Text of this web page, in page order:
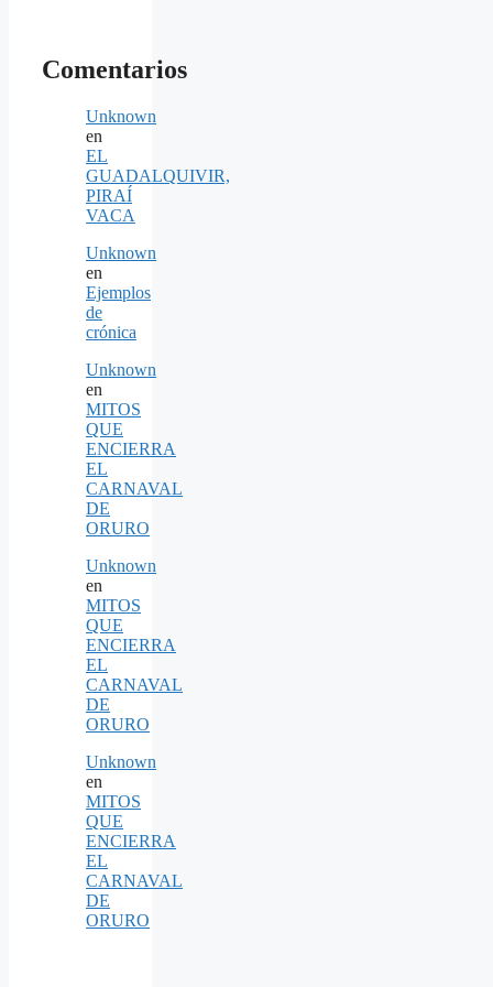
Comentarios
Unknown
en
EL
GUADALQUIVIR,
PIRAÍ
VACA
Unknown
en
Ejemplos
de
crónica
Unknown
en
MITOS
QUE
ENCIERRA
EL
CARNAVAL
DE
ORURO
Unknown
en
MITOS
QUE
ENCIERRA
EL
CARNAVAL
DE
ORURO
Unknown
en
MITOS
QUE
ENCIERRA
EL
CARNAVAL
DE
ORURO